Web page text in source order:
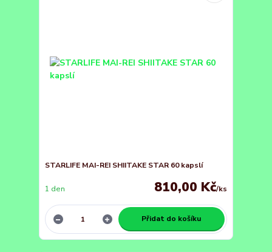
STARLIFE MAI-REI SHIITAKE STAR 60 kapslí
810,00 Kč/ks
1 den
Přidat do košíku